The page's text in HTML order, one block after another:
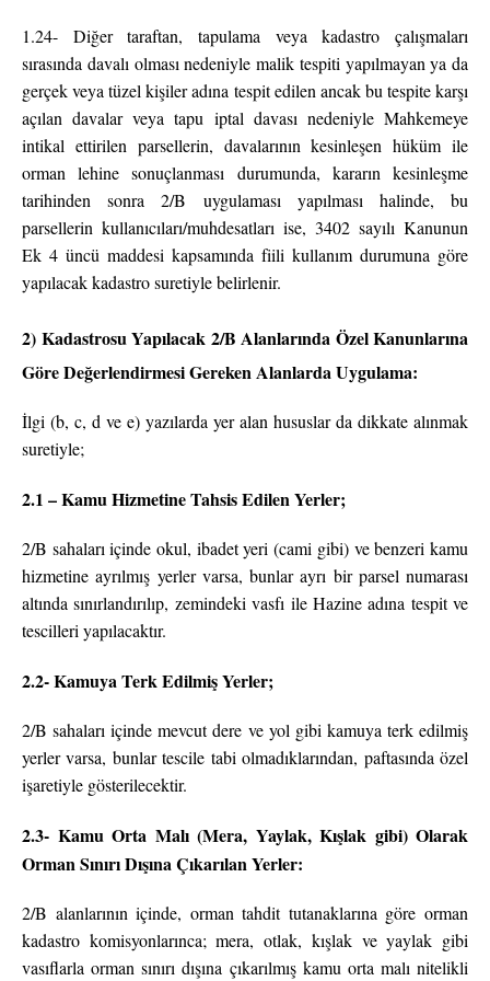
1.24- Diğer taraftan, tapulama veya kadastro çalışmaları
sırasında davalı olması nedeniyle malik tespiti yapılmayan ya da
gerçek veya tüzel kişiler adına tespit edilen ancak bu tespite karşı
açılan davalar veya tapu iptal davası nedeniyle Mahkemeye
intikal ettirilen parsellerin, davalarının kesinleşen hüküm ile
orman lehine sonuçlanması durumunda, kararın kesinleşme
tarihinden sonra 2/B uygulaması yapılması halinde, bu
parsellerin kullanıcıları/muhdesatları ise, 3402 sayılı Kanunun
Ek 4 üncü maddesi kapsamında fiili kullanım durumuna göre
yapılacak kadastro suretiyle belirlenir.
2) Kadastrosu Yapılacak 2/B Alanlarında Özel Kanunlarına
Göre Değerlendirmesi Gereken Alanlarda Uygulama:
İlgi (b, c, d ve e) yazılarda yer alan hususlar da dikkate alınmak
suretiyle;
2.1 – Kamu Hizmetine Tahsis Edilen Yerler;
2/B sahaları içinde okul, ibadet yeri (cami gibi) ve benzeri kamu
hizmetine ayrılmış yerler varsa, bunlar ayrı bir parsel numarası
altında sınırlandırılıp, zemindeki vasfı ile Hazine adına tespit ve
tescilleri yapılacaktır.
2.2- Kamuya Terk Edilmiş Yerler;
2/B sahaları içinde mevcut dere ve yol gibi kamuya terk edilmiş
yerler varsa, bunlar tescile tabi olmadıklarından, paftasında özel
işaretiyle gösterilecektir.
2.3- Kamu Orta Malı (Mera, Yaylak, Kışlak gibi) Olarak
Orman Sınırı Dışına Çıkarılan Yerler:
2/B alanlarının içinde, orman tahdit tutanaklarına göre orman
kadastro komisyonlarınca; mera, otlak, kışlak ve yaylak gibi
vasıflarla orman sınırı dışına çıkarılmış kamu orta malı nitelikli